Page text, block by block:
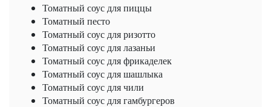
Томатный соус для пиццы
Томатный песто
Томатный соус для ризотто
Томатный соус для лазаньи
Томатный соус для фрикаделек
Томатный соус для шашлыка
Томатный соус для чили
Томатный соус для гамбургеров